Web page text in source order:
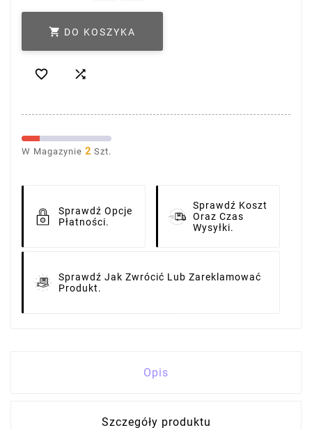
 DO KOSZYKA
 
W Magazynie 2 Szt.
Sprawdź Opcje
Płatności.
Sprawdź Koszt
Oraz Czas
Wysyłki.
Sprawdź Jak Zwrócić Lub Zareklamować
Produkt.
Opis
Szczegóły produktu